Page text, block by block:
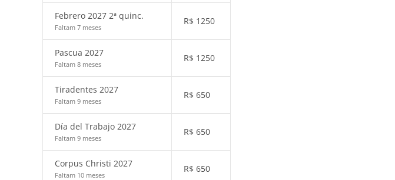
Febrero 2027 2ª quinc.
Faltam 7 meses
R$ 1250
Pascua 2027
Faltam 8 meses
R$ 1250
Tiradentes 2027
Faltam 9 meses
R$ 650
Día del Trabajo 2027
Faltam 9 meses
R$ 650
Corpus Christi 2027
Faltam 10 meses
R$ 650